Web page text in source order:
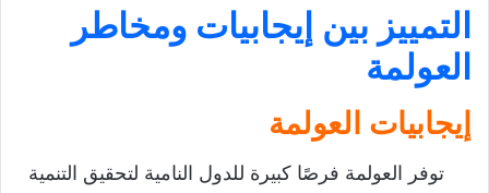
التمييز بين إيجابيات ومخاطر
العولمة
إيجابيات العولمة
توفر العولمة فرصًا كبيرة للدول النامية لتحقيق التنمية